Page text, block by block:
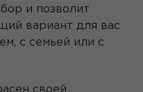
и позволит
вариант для вас
с семьей или с
своей